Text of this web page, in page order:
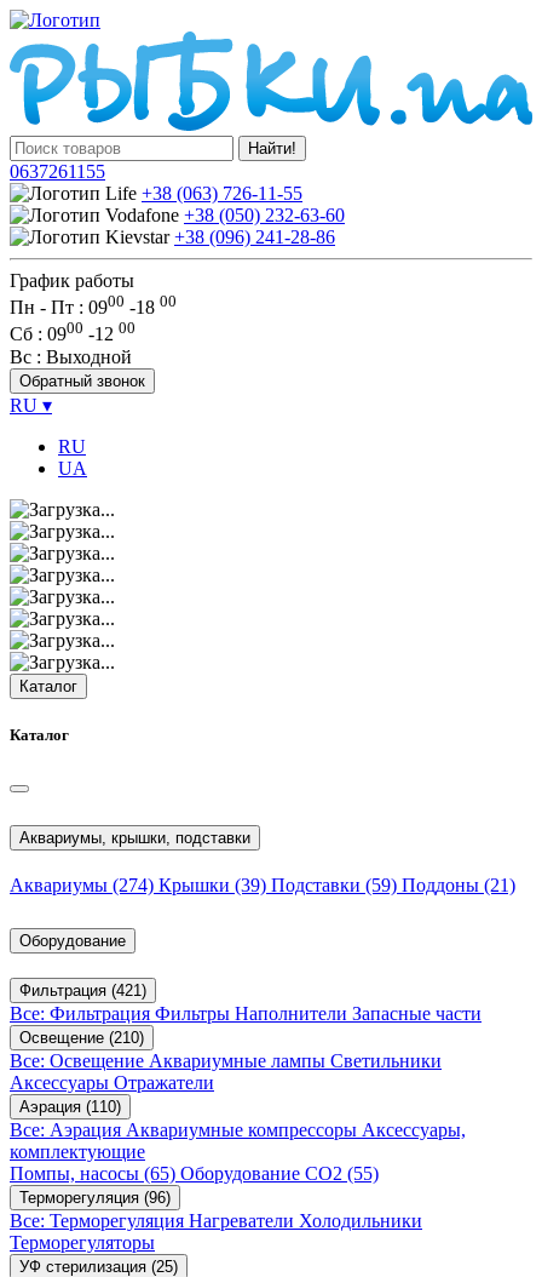
Найти!
0637261155
+38 (063) 726-11-55
+38 (050) 232-63-60
+38 (096) 241-28-86
График работы
Пн - Пт : 0900 -18 00
Сб : 0900 -12 00
Вс : Выходной
Обратный звонок
RU ▾
RU
UA
Каталог
Каталог
Аквариумы, крышки, подставки
Аквариумы (274) Крышки (39) Подставки (59) Поддоны (21)
Оборудование
Фильтрация (421)
Все: Фильтрация Фильтры Наполнители Запасные части
Освещение (210)
Все: Освещение Аквариумные лампы Светильники
Аксессуары Отражатели
Аэрация (110)
Все: Аэрация Аквариумные компрессоры Аксессуары,
комплектующие
Помпы, насосы (65) Оборудование CO2 (55)
Терморегуляция (96)
Все: Терморегуляция Нагреватели Холодильники
Терморегуляторы
УФ стерилизация (25)